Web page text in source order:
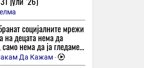
СТАНИЦА -недела, 09
00:15
-Телма-
НА АКСИС СЕЛИ – сабота,
2026 – 22:30
-Телма-+1 -
социјалните мрежи
на децата нема да
само нема да ја гледаме
психологот емилија
Да Кажам -